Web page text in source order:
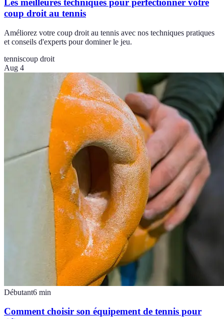
Les meilleures techniques pour perfectionner votre
coup droit au tennis
Améliorez votre coup droit au tennis avec nos techniques pratiques
et conseils d'experts pour dominer le jeu.
tenniscoup droit
Aug 4
Débutant6 min
Comment choisir son équipement de tennis pour